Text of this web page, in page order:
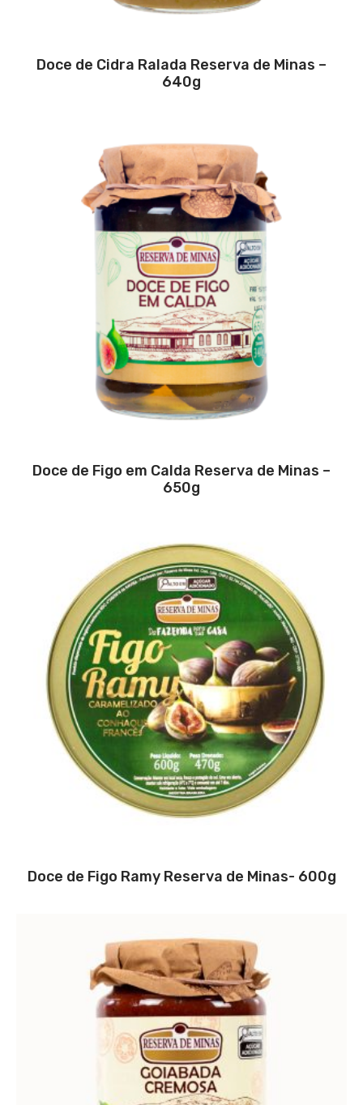
Doce de Cidra Ralada Reserva de Minas –
640g
Doce de Figo em Calda Reserva de Minas –
650g
Doce de Figo Ramy Reserva de Minas- 600g